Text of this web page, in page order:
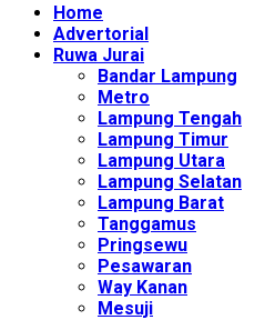
Home
Advertorial
Ruwa Jurai
Bandar Lampung
Metro
Lampung Tengah
Lampung Timur
Lampung Utara
Lampung Selatan
Lampung Barat
Tanggamus
Pringsewu
Pesawaran
Way Kanan
Mesuji